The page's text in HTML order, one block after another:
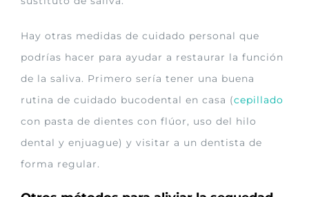
Hay otras medidas de cuidado personal que
podrías hacer para ayudar a restaurar la función
de la saliva. Primero sería tener una buena
rutina de cuidado bucodental en casa (cepillado
con pasta de dientes con flúor, uso del hilo
dental y enjuague) y visitar a un dentista de
forma regular.